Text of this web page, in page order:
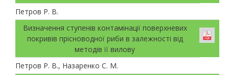
Петров Р. В.
Визначення ступенів контамінації поверхневих
покривів прісноводної риби в залежності від
методів її вилову
Петров Р. В., Назаренко С. М.